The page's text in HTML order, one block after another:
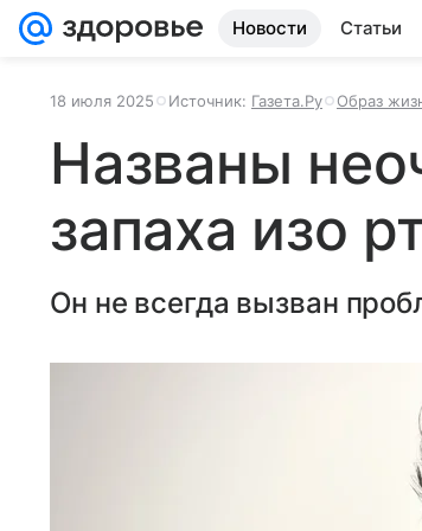
Новости Статьи
18 июля 2025 Источник: Газета.Ру Образ
Названы
запаха изо
Он не всегда вызван